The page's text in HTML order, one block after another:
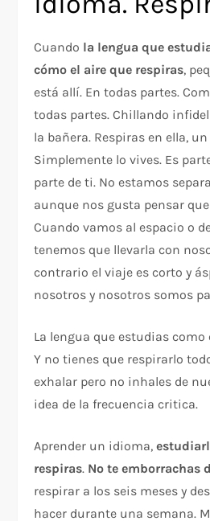
Cuando la lengua que
cómo el aire que respiras,
está allí. En todas partes.
todas partes. Chillando
la bañera. Respiras en ella,
Simplemente lo vives. Es
parte de ti. No estamos
aunque nos gusta pensar
Cuando vamos al espacio o
tenemos que llevarla con
contrario el viaje es corto y
nosotros y nosotros somos
La lengua que estudias como
Y no tienes que respirarlo
exhalar pero no inhales de
idea de la frecuencia critica.
Aprender un idioma,
respiras. No te emborrachas
respirar a los seis meses y
hacer durante una semana.